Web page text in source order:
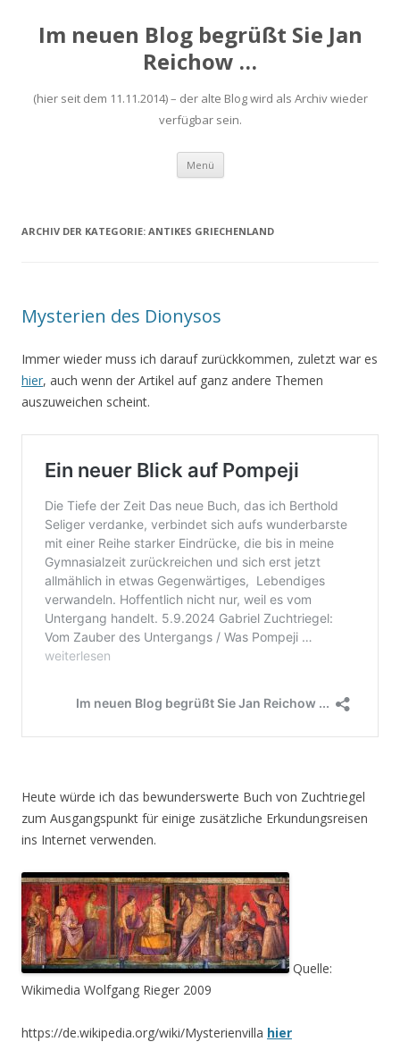
Im neuen Blog begrüßt Sie Jan
Reichow …
(hier seit dem 11.11.2014) – der alte Blog wird als Archiv wieder
verfügbar sein.
Menü Zum
springen
ARCHIV DER KATEGORIE: ANTIKES GRIECHENLAND
Mysterien des Dionysos
Immer wieder muss ich darauf zurückkommen, zuletzt war es
hier, auch wenn der Artikel auf ganz andere Themen
auszuweichen scheint.
Heute würde ich das bewunderswerte Buch von Zuchtriegel
zum Ausgangspunkt für einige zusätzliche Erkundungsreisen
ins Internet verwenden.
Quelle:
Wikimedia Wolfgang Rieger 2009
https://de.wikipedia.org/wiki/Mysterienvilla hier